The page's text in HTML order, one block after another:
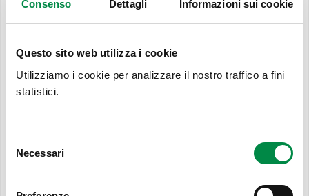
Consenso Dettagli Informazioni sui cookie
Questo sito web utilizza i cookie
Utilizziamo i cookie per analizzare il nostro traffico a fini
statistici.
delNecessari
budini con
latte
qualsiasi
"toffee"